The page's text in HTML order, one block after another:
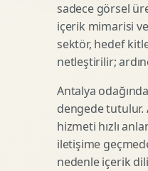
Uluslararasi SEO
SEO Icerik Stratejisi
Schema Markup Optimizasyonu
sadece görsel
içerik mimarisi
sektör, hedef
netleştirilir;
Antalya
dengede tutulur.
hizmeti hızlı
iletişime
nedenle içerik dili